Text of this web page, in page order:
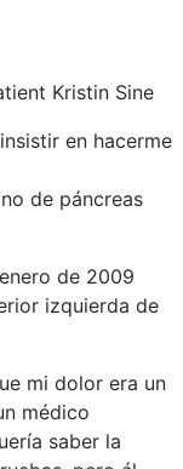
en hacerme
de páncreas
de 2009
izquierda de
mi dolor era un
médico
saber la